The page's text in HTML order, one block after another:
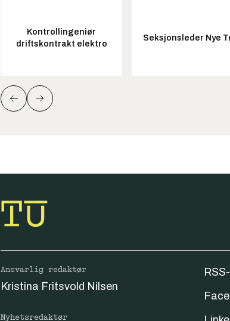
Kontrollingeniør
driftskontrakt elektro
Seksjonsleder Nye
Ansvarlig redaktør
Kristina Fritsvold Nilsen
Nyhetsredaktør